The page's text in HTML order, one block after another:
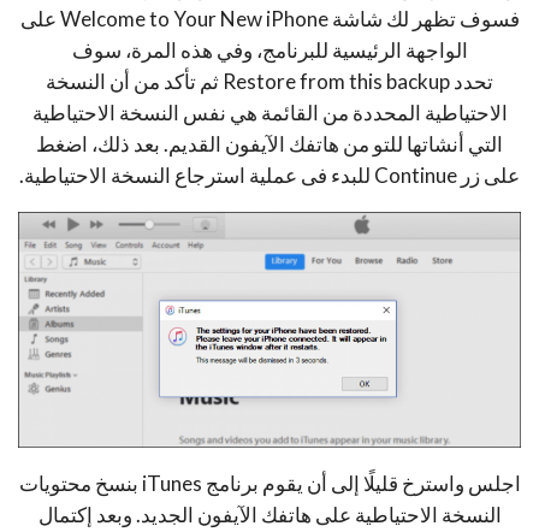
فسوف تظهر لك شاشة Welcome to Your New iPhone على
الواجهة الرئيسية للبرنامج، وفي هذه المرة، سوف
تحدد Restore from this backup ثم تأكد من أن النسخة
الاحتياطية المحددة من القائمة هي نفس النسخة الاحتياطية
التي أنشاتها للتو من هاتفك الآيفون القديم. بعد ذلك، اضغط
على زر Continue للبدء فى عملية استرجاع النسخة الاحتياطية.
اجلس واسترخ قليلًا إلى أن يقوم برنامج iTunes بنسخ محتويات
النسخة الاحتياطية على هاتفك الآيفون الجديد. وبعد إكتمال